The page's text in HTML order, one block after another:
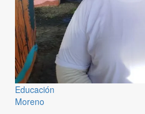
Educación
Moreno